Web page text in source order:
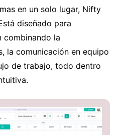
en un solo lugar, Nifty
diseñado para
combinando la
la comunicación en equipo
de trabajo, todo dentro